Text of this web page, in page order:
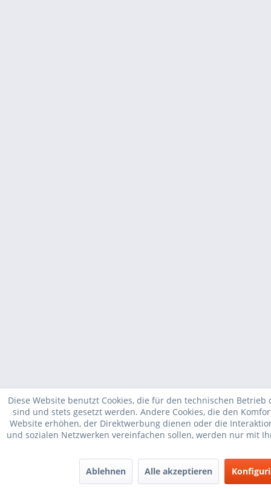
Diese Website benutzt Cookies, die für den technischen
sind und stets gesetzt werden. Andere Cookies, die den
Website erhöhen, der Direktwerbung dienen oder die
und sozialen Netzwerken vereinfachen sollen, werden nur mit
Ablehnen Alle akzeptieren